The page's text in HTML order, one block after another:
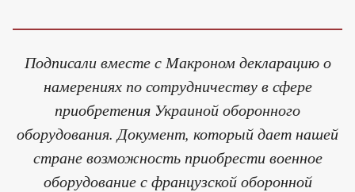
Подписали вместе с Макроном декларацию о
намерениях по сотрудничеству в сфере
приобретения Украиной оборонного
оборудования. Документ, который дает нашей
стране возможность приобрести военное
оборудование с французской оборонной